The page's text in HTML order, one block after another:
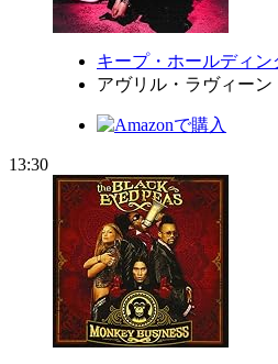
キープ・ホールディン
アヴリル・ラヴィーン
13:30